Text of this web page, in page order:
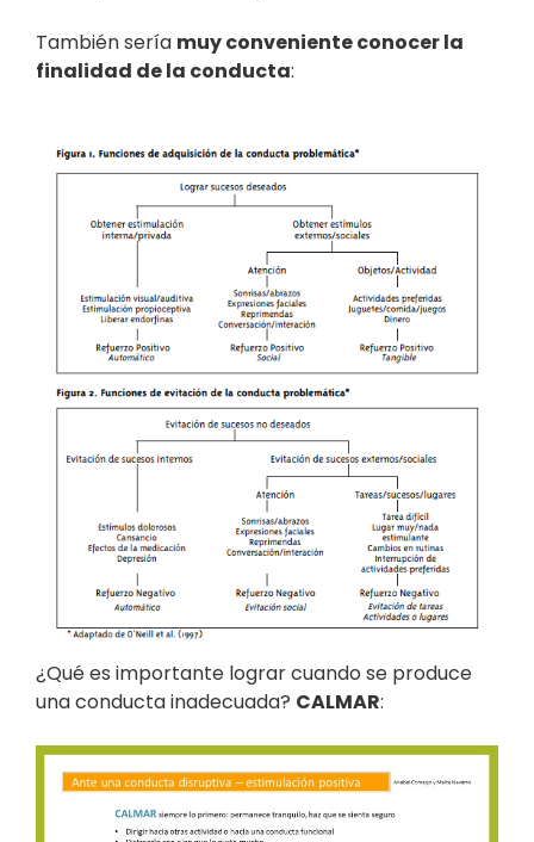
También sería muy conveniente conocer la
finalidad de la conducta:
¿Qué es importante lograr cuando se produce
una conducta inadecuada? CALMAR: